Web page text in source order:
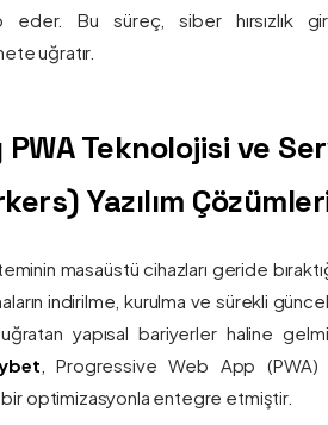
Bu süreç, siber hırsızlık
uğratır.
Teknolojisi ve
Yazılım
masaüstü cihazları geride
indirilme, kurulma ve sürekli
yapısal bariyerler haline
, Progressive Web App (PWA)
optimizasyonla entegre etmiştir.